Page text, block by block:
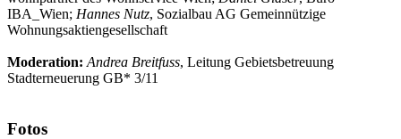
IBA_Wien; Hannes Nutz, Sozialbau AG Gemeinnützige
Wohnungsaktiengesellschaft
Moderation: Andrea Breitfuss, Leitung Gebietsbetreuung
Stadterneuerung GB* 3/11
Fotos